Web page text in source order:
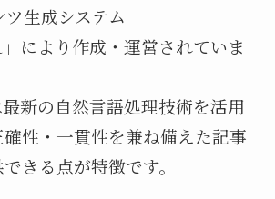
生成システム
により作成・運営されていま
新の自然言語処理技術を活用
性・一貫性を兼ね備えた記事
きる点が特徴です。